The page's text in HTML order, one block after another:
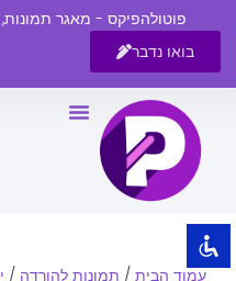
visibility_off השבת את ההבזקים
title סמן כותרות
צבע רקע
zoom_out
פוטולהפיקס - מאגר
בואו נדבר
עמוד הבית/ תמונות להורדה /